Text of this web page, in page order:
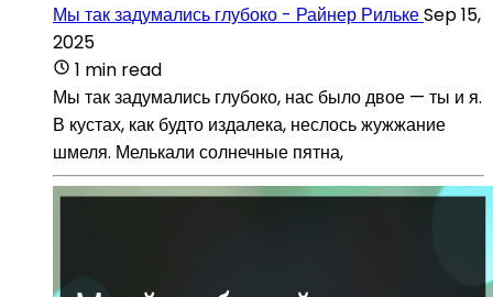
Мы так задумались глубоко - Райнер РилькеSep 15,
2025
1 min read
Мы так задумались глубоко, нас было двое — ты и я.
В кустах, как будто издалека, неслось жужжание
шмеля. Мелькали солнечные пятна,